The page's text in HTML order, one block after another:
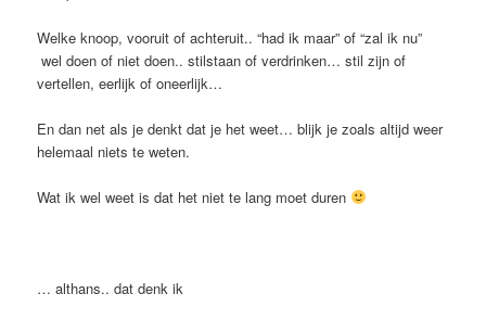
Welke knoop, vooruit of achteruit.. “had ik maar” of “zal ik nu”
wel doen of niet doen.. stilstaan of verdrinken… stil zijn of
vertellen, eerlijk of oneerlijk…
En dan net als je denkt dat je het weet… blijk je zoals altijd weer
helemaal niets te weten.
Wat ik wel weet is dat het niet te lang moet duren
… althans.. dat denk ik